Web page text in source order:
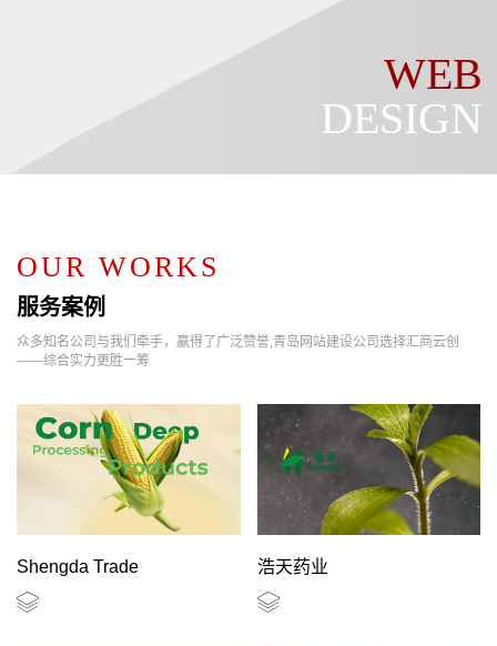
WEB
DESIGN
OUR WORKS
服务案例
众多知名公司与我们牵手，赢得了广泛赞誉,青岛网站建设公司选择汇商云创
——综合实力更胜一筹
Shengda Trade 浩天药业